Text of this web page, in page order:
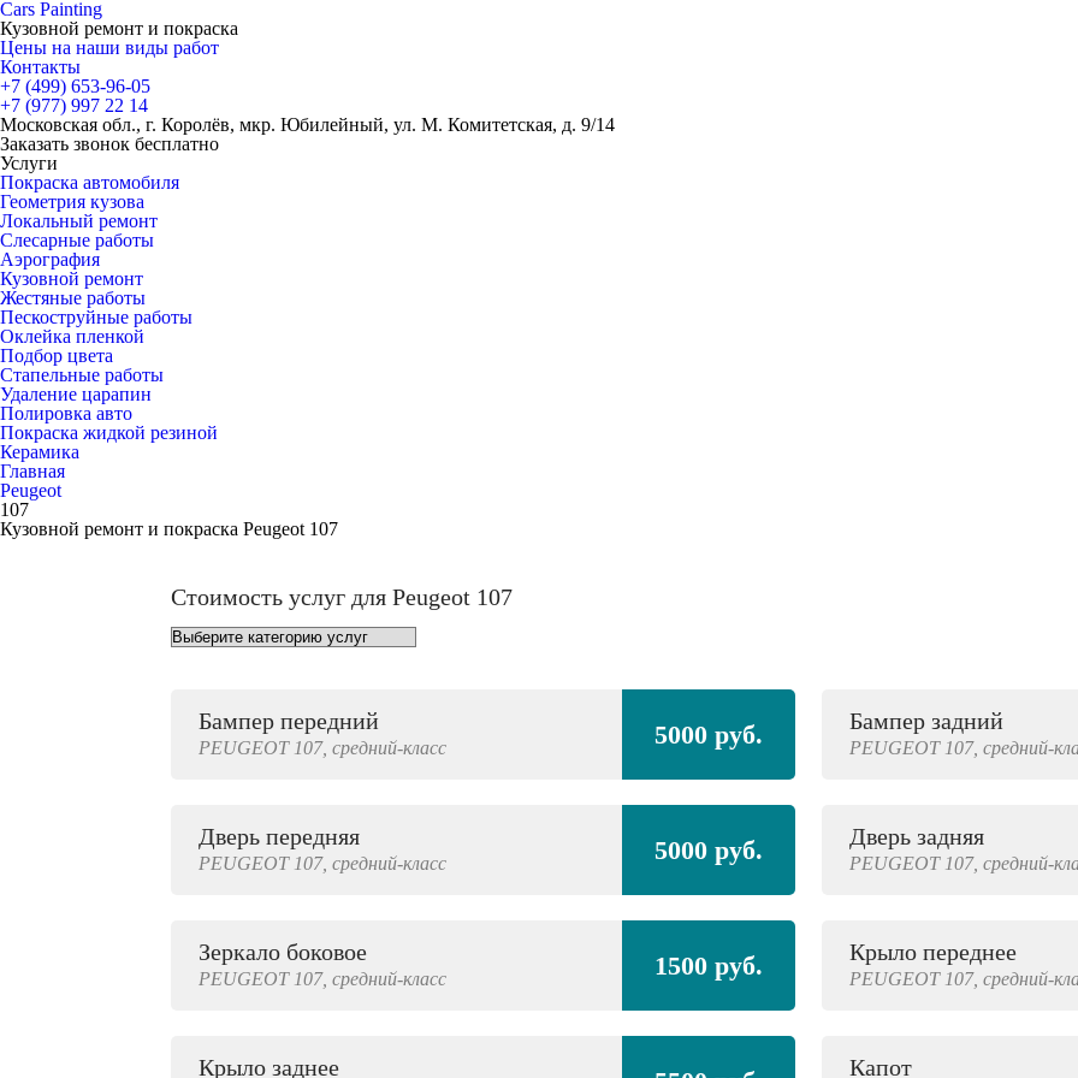
Cars Painting
Кузовной ремонт и покраска
Цены на наши виды работ
Контакты
+7 (499) 653-96-05
+7 (977) 997 22 14
Московская обл., г. Королёв, мкр. Юбилейный, ул. М. Комитетская, д. 9/14
Заказать звонок бесплатно
Услуги
Покраска автомобиля
Геометрия кузова
Локальный ремонт
Слесарные работы
Аэрография
Кузовной ремонт
Жестяные работы
Пескоструйные работы
Оклейка пленкой
Подбор цвета
Стапельные работы
Удаление царапин
Полировка авто
Покраска жидкой резиной
Керамика
Главная
Peugeot
107
Кузовной ремонт и покраска Peugeot 107
Стоимость услуг для Peugeot 107
Бампер передний
PEUGEOT 107, средний-класс 5000 руб. Бампер задний
PEUGEOT 107, средний-
Дверь передняя
PEUGEOT 107, средний-класс 5000 руб. Дверь задняя
PEUGEOT 107, средний-
Зеркало боковое
PEUGEOT 107, средний-класс 1500 руб. Крыло переднее
PEUGEOT 107, средний-
Крыло заднее Капот